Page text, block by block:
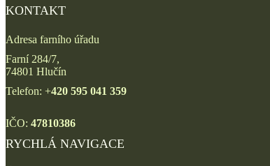
KONTAKT
Adresa farního úřadu
Farní 284/7,
74801 Hlučín
Telefon: +420 595 041 359
IČO: 47810386
RYCHLÁ NAVIGACE